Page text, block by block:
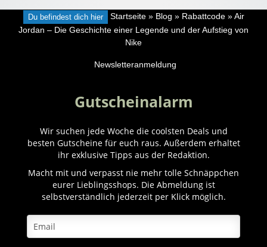
Du befindest dich hier Startseite» Blog » Rabattcode» Air
Jordan – Die Geschichte einer Legende und der Aufstieg von
Nike
Newsletteranmeldung
Gutscheinalarm
Wir suchen jede Woche die coolsten Deals und
besten Gutscheine für euch raus. Außerdem erhaltet
ihr exklusive Tipps aus der Redaktion.
Macht mit und verpasst nie mehr tolle Schnäppchen
eurer Lieblingsshops. Die Abmeldung ist
selbstverständlich jederzeit per Klick möglich.